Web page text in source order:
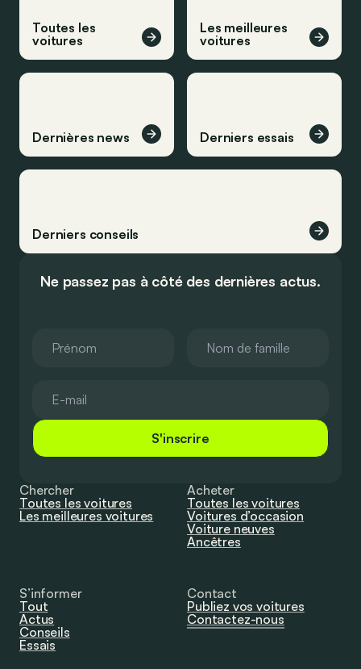
Toutes les
voitures
Les meilleures
voitures
Dernières news Derniers essais
Derniers conseils
Ne passez pas à côté des dernières actus.
S'inscrire
Chercher
Toutes les voitures
Les meilleures voitures
Acheter
Toutes les voitures
Voitures d’occasion
Voiture neuves
Ancêtres
S’informer
Tout
Actus
Conseils
Essais
Contact
Publiez vos voitures
Contactez-nous